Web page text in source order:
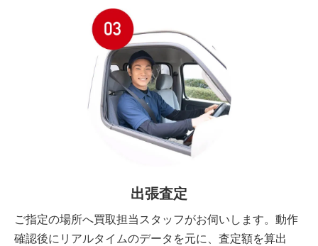
出張査定
ご指定の場所へ買取担当スタッフがお伺いします。動作
確認後にリアルタイムのデータを元に、査定額を算出